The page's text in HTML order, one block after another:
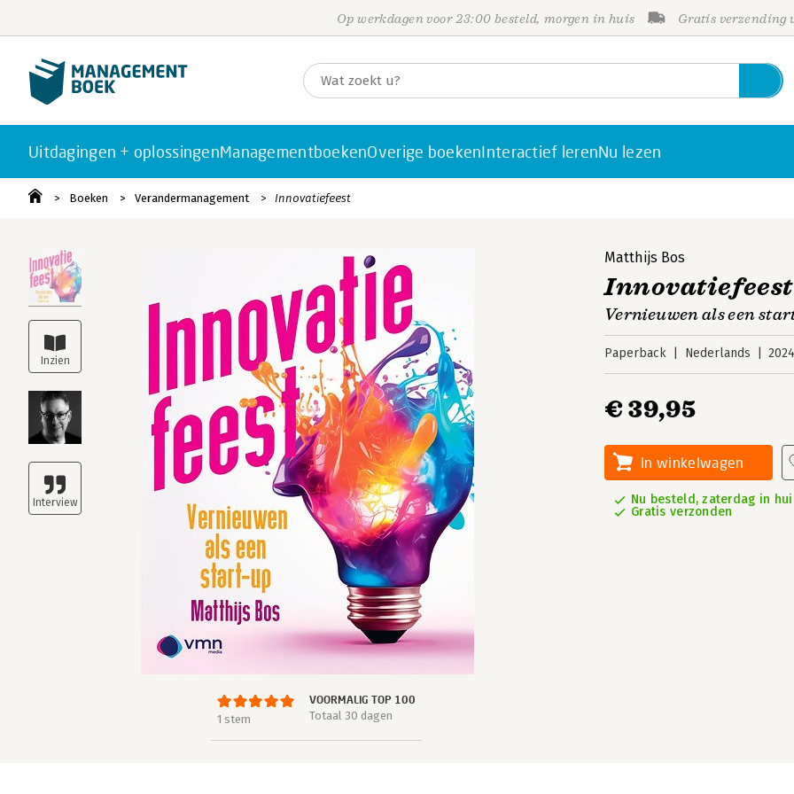
Op werkdagen voor 23:00 besteld, morgen in huis Gratis verzending
Uitdagingen + oplossingenManagementboekenOverige boekenInteractief lerenNu lezen
Boeken Verandermanagement Innovatiefeest
1 stem
VOORMALIG TOP 100
Totaal 30 dagen
Matthijs Bos
Innovatiefeest
Vernieuwen als een
Paperback Nederlands
€ 39,95
In winkelwagen
Nu besteld, zaterdag in
Gratis verzonden